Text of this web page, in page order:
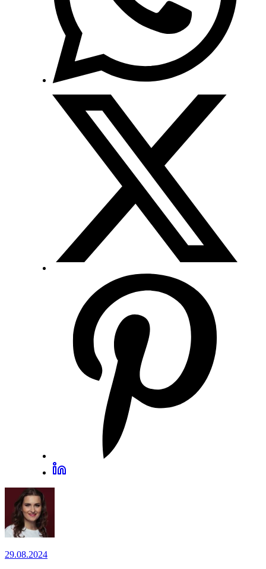
29.08.2024